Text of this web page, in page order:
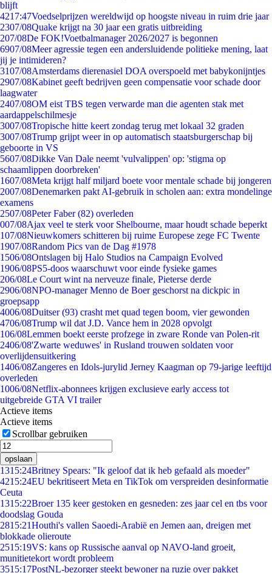
blijft
4217:47Voedselprijzen wereldwijd op hoogste niveau in ruim drie jaar
2307/08Quake krijgt na 30 jaar een gratis uitbreiding
207/08De FOK!Voetbalmanager 2026/2027 is begonnen
6907/08Meer agressie tegen een andersluidende politieke mening, laat
jij je intimideren?
3107/08Amsterdams dierenasiel DOA overspoeld met babykonijntjes
2907/08Kabinet geeft bedrijven geen compensatie voor schade door
laagwater
2407/08OM eist TBS tegen verwarde man die agenten stak met
aardappelschilmesje
3007/08Tropische hitte keert zondag terug met lokaal 32 graden
3007/08Trump grijpt weer in op automatisch staatsburgerschap bij
geboorte in VS
5607/08Dikke Van Dale neemt 'vulvalippen' op: 'stigma op
schaamlippen doorbreken'
1607/08Meta krijgt half miljard boete voor mentale schade bij jongeren
2007/08Denemarken pakt AI-gebruik in scholen aan: extra mondelinge
examens
2507/08Peter Faber (82) overleden
007/08Ajax veel te sterk voor Shelbourne, maar houdt schade beperkt
107/08Nieuwkomers schitteren bij ruime Europese zege FC Twente
1907/08Random Pics van de Dag #1978
1506/08Ontslagen bij Halo Studios na Campaign Evolved
1906/08PS5-doos waarschuwt voor einde fysieke games
206/08Le Court wint na nerveuze finale, Pieterse derde
2906/08NPO-manager Menno de Boer geschorst na dickpic in
groepsapp
4006/08Duitser (93) crasht met quad tegen boom, vier gewonden
4706/08Trump wil dat J.D. Vance hem in 2028 opvolgt
106/08Lemmen boekt eerste profzege in zware Ronde van Polen-rit
2406/08'Zwarte weduwes' in Rusland trouwen soldaten voor
overlijdensuitkering
1406/08Zangeres en Idols-jurylid Jerney Kaagman op 79-jarige leeftijd
overleden
1006/08Netflix-abonnees krijgen exclusieve early access tot
uitgebreide GTA VI trailer
Actieve items
Actieve items
Scrollbar gebruiken
opslaan
1315:24Britney Spears: "Ik geloof dat ik heb gefaald als moeder"
4215:24EU bekritiseert Meta en TikTok om verspreiden desinformatie
Ceuta
1315:22Broer 135 keer gestoken en gesneden: zes jaar cel en tbs voor
doodslag Gouda
2815:21Houthi's vallen Saoedi-Arabië en Jemen aan, dreigen met
blokkade olieroute
2515:19VS: kans op Russische aanval op NAVO-land groeit,
munitietekort wordt probleem
3515:17PostNL-bezorger steekt bewoner na ruzie over pakket